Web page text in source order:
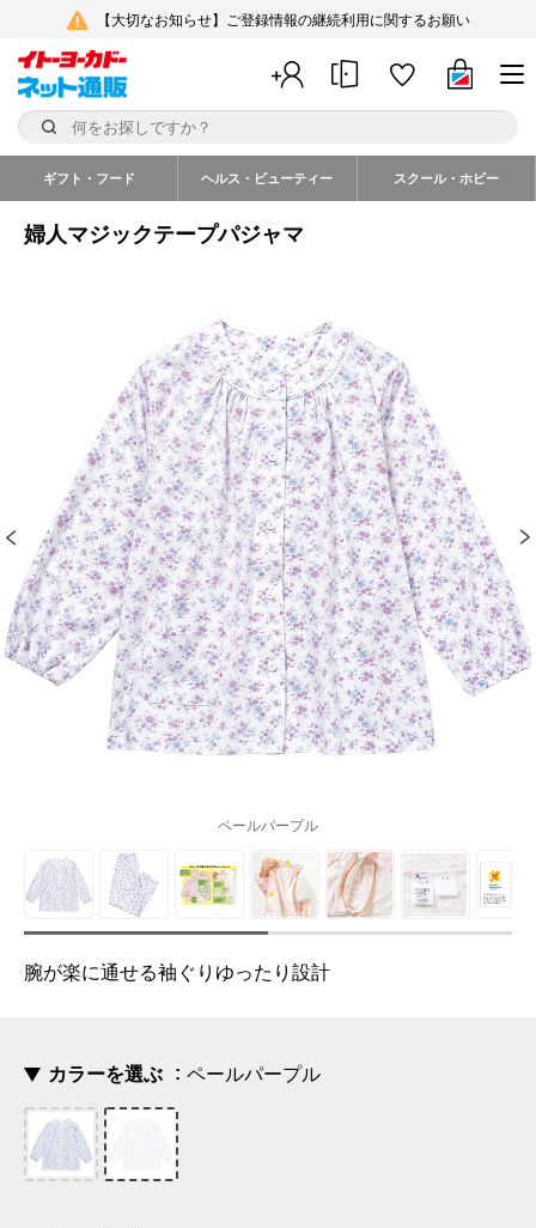
【大切なお知らせ】ご登録情報の継続利用に関するお願い
ギフト・フード ヘルス・ビューティー スクール・ホビー
婦人マジックテープパジャマ
ペールパープル
腕が楽に通せる袖ぐりゆったり設計
カラーを選ぶ ペールパープル